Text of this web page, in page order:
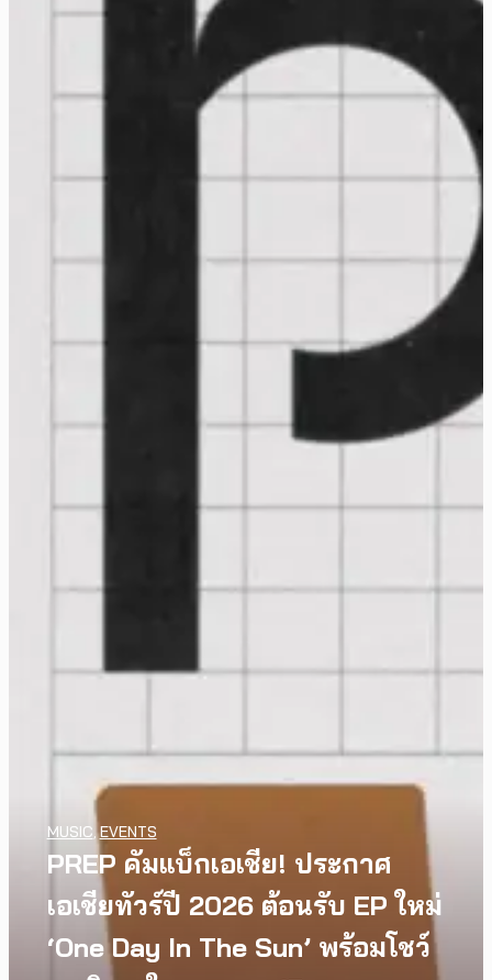
PREP คัมแบ็กเอเชีย! ประกาศ
เอเชียทัวร์ปี 2026 ต้อนรับ EP ใหม่
‘One Day In The Sun’ พร้อมโชว์
MUSIC ,EVENTS
[Exclusive Interview]
INTERVIEW,MUSIC
I Wish You All the Best เรื่องราว
WATCH,LGBTQIAN+